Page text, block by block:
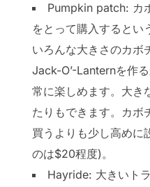
Pumpkin patch: カ
をとって購入するとい
いろんな大きさのカボ
Jack-O’-Lanternを作
常に楽しめます。大き
たりもできます。カボ
買うよりも少し高めに
のは$20程度)。
Hayride: 大きいト